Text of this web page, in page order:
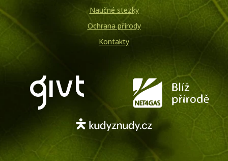
Naučné stezky
Ochrana přírody
Kontakty